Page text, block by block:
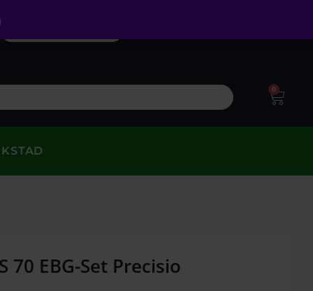
0
70 EBG-Set Precisio